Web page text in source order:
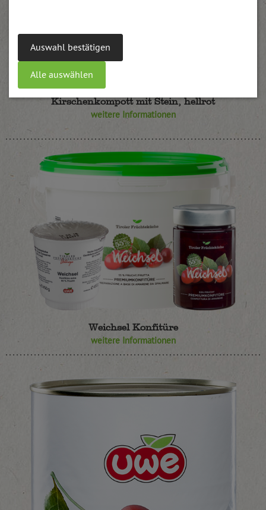
Auswahl bestätigen
Alle auswählen
Kirschenkompott mit Stein, hellrot
weitere Informationen
Weichsel Konfitüre
weitere Informationen